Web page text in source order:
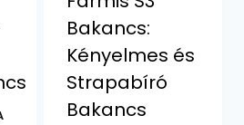
Bakancs:
Kényelmes és
Strapabíró
Bakancs